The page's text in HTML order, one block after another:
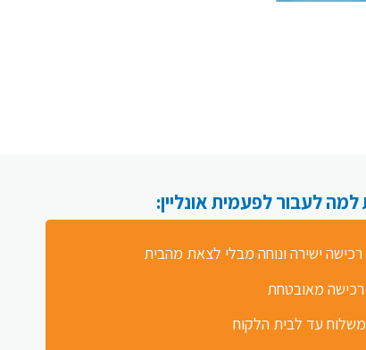
רכישה ישירה ונוחה מבלי לצאת מהבית
רכישה מאובטחת
משלוח עד לבית הלקוח